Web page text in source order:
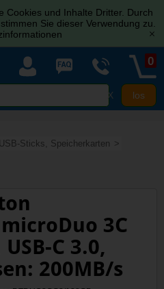
Cookies und Inhalte Dritter. Durch
Sie dieser Verwendung zu.
[x]
X
0
USB-Sticks, Speicherkarten
3C
C 3.0,
200MB/s